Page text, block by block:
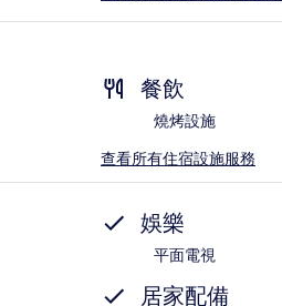
餐飲
燒烤設施
查看所有住宿設施服務
娛樂
平面電視
居家配備